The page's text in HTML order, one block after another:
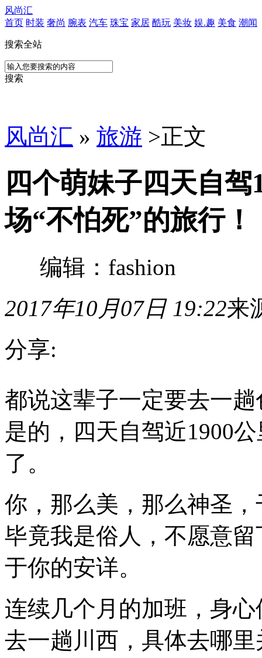
风尚汇
首页 时装 奢尚 腕表 汽车 珠宝 家居 酷玩 美妆 娱.趣 美食 潮闻
搜索全站
搜索
风尚汇 » 旅游 >正文
四个萌妹子四天自
场“不怕死”的旅行！
编辑：fashion
2017年10月07日 19:22来
分享:
说
这
子
一
定
趟
色
达，
感
那
般
诚
的
仰，
是
都说这辈子一定要去一
是的，四天自驾近1900
了。
你，那么美，那么神圣
毕竟我是俗人，不愿意
于你的安详。
连续几个月的加班，身
去一趟川西，具体去哪